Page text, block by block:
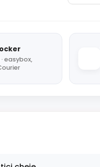
easybox,